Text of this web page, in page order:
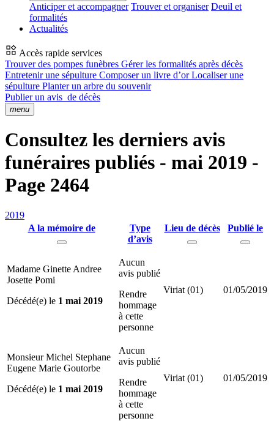
Anticiper et accompagner Trouver et organiser Deuil et
formalités
Actualités
Accès rapide services
Trouver des pompes funèbres Gérer les formalités après décès
Entretenir une sépulture Composer un livre d’orLocaliser une
sépulture Planter un arbre du souvenir
Publier un avis de décès
menu
Consultez les derniers avis
funéraires publiés - mai 2019 -
Page 2464
2019
A la mémoire de
Type
d’avis
Lieu de décès Publié le
Madame Ginette Andree
Josette Pomi
Décédé(e) le 1 mai 2019
Aucun
avis publié
Rendre
hommage
à cette
personne
Viriat (01) 01/05/2019
Monsieur Michel Stephane
Eugene Marie Goutorbe
Décédé(e) le 1 mai 2019
Aucun
avis publié
Rendre
hommage
à cette
personne
Viriat (01) 01/05/2019